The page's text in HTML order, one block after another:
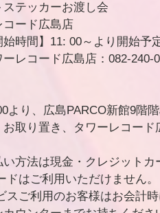
ステッカーお渡し会
コード広島店
始時間】11: 00～より開始予
ーレコード広島店：082-240-
より、広島PARCO新館9階
取り置き、タワーレコー
方法は現金・クレジット
はご利用いただけません。
ご利用のお客様はお会計